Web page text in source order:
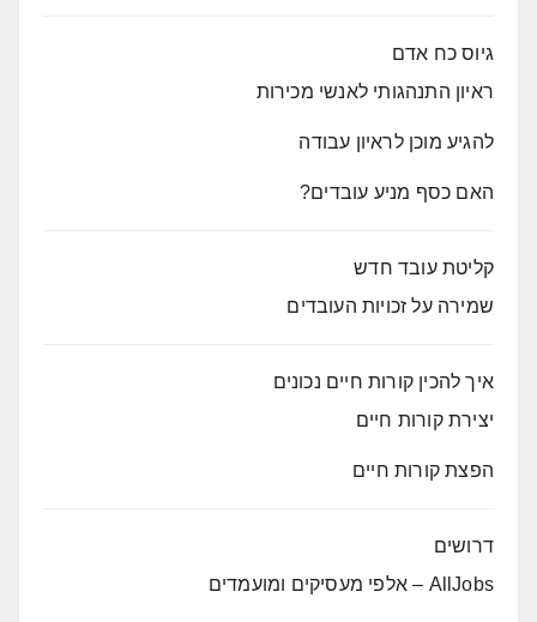
גיוס כח אדם
ראיון התנהגותי לאנשי מכירות
להגיע מוכן לראיון עבודה
האם כסף מניע עובדים?
קליטת עובד חדש
שמירה על זכויות העובדים
איך להכין קורות חיים נכונים
יצירת קורות חיים
הפצת קורות חיים
דרושים
AllJobs – אלפי מעסיקים ומועמדים